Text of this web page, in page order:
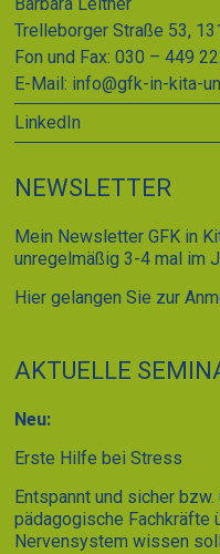
Trelleborger Straße 53,
Fon und Fax: 030 – 449
E-Mail: info@gfk-in-kita-
LinkedIn
NEWSLETTER
Mein Newsletter GFK in
unregelmäßig 3-4 mal im
Hier gelangen Sie zur
AKTUELLE
Neu:
Erste Hilfe bei Stress
Entspannt und sicher
pädagogische Fachkräfte
Nervensystem wissen